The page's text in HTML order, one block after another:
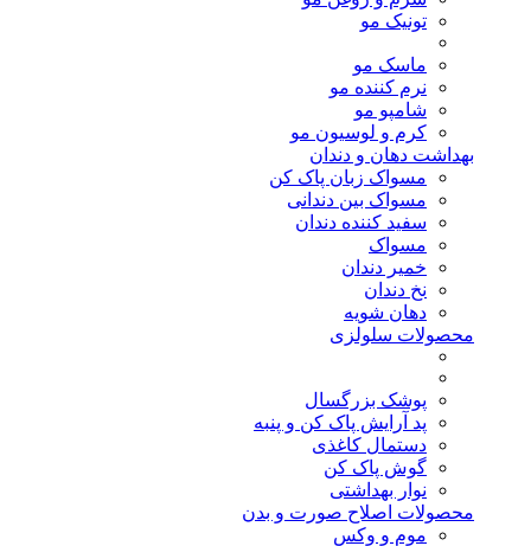
تونیک مو
ماسک مو
نرم کننده مو
شامپو مو
کرم و لوسیون مو
بهداشت دهان و دندان
مسواک زبان پاک کن
مسواک بین دندانی
سفید کننده دندان
مسواک
خمیر دندان
نخ دندان
دهان شویه
محصولات سلولزی
پوشک بزرگسال
پد آرایش پاک کن و پنبه
دستمال کاغذی
گوش پاک کن
نوار بهداشتی
محصولات اصلاح صورت و بدن
موم و وکس